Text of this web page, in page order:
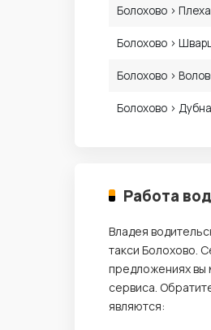
Болохово ›
Болохово ›
Болохово ›
Болохово › Дубна
Работа
Владея
такси Болохово.
предложениях вы
сервиса.
являются: